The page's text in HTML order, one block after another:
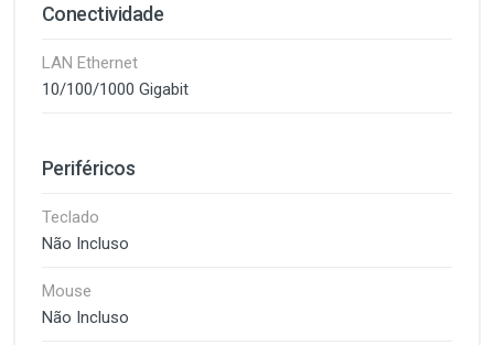
Conectividade
LAN Ethernet
10/100/1000 Gigabit
Periféricos
Teclado
Não Incluso
Mouse
Não Incluso